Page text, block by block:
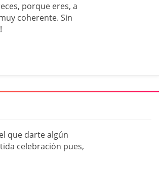
porque eres, a
coherente. Sin
que darte algún
celebración pues,